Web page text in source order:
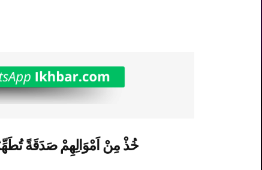
خُذْ مِنْ اَمْوَالِهِمْ صَدَقَةً